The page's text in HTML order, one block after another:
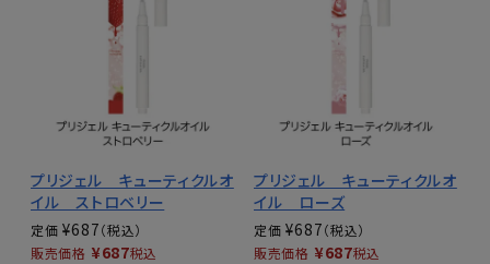
プリジェル キューティクルオ
イル ストロベリー
定価 ¥687
販売価格 ¥687税込
プリジェル キューティクルオ
イル ローズ
定価 ¥687
販売価格 ¥687税込